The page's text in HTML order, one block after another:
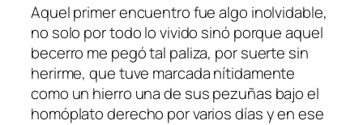
Aquel primer encuentro fue algo inolvidable,
no solo por todo lo vivido sinó porque aquel
becerro me pegó tal paliza, por suerte sin
herirme, que tuve marcada nítidamente
como un hierro una de sus pezuñas bajo el
homóplato derecho por varios días y en ese